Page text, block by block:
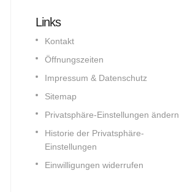
Links
Kontakt
Öffnungszeiten
Impressum & Datenschutz
Sitemap
Privatsphäre-Einstellungen ändern
Historie der Privatsphäre-
Einstellungen
Einwilligungen widerrufen